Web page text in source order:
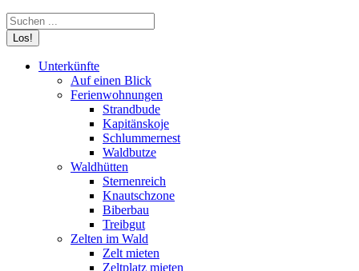
Search:
Unterkünfte
Auf einen Blick
Ferienwohnungen
Strandbude
Kapitänskoje
Schlummernest
Waldbutze
Waldhütten
Sternenreich
Knautschzone
Biberbau
Treibgut
Zelten im Wald
Zelt mieten
Zeltplatz mieten